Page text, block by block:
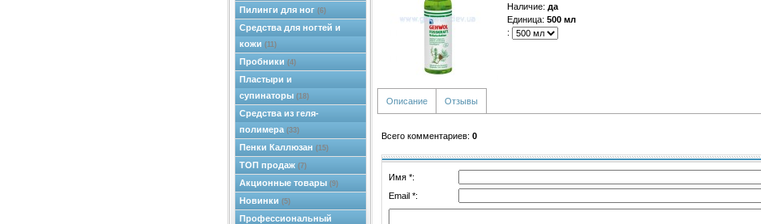
Пилинги для ног (6)
Средства для ногтей и
кожи (11)
Пробники (4)
Пластыри и
супинаторы (18)
Средства из геля-
полимера (33)
Пенки Каллюзан (15)
ТОП продаж (7)
Акционные товары (9)
Новинки (5)
Профессиональный
Наличие: да
Единица: 500 мл
:
Описание Отзывы
Всего комментариев: 0
Имя *:
Email *: